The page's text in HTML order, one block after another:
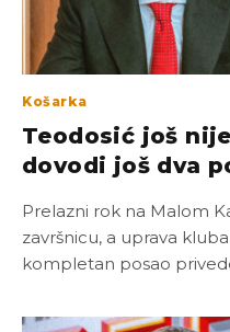
Košarka
Teodosić još
dovodi još dva
Prelazni rok na Malom
završnicu, a uprava
kompletan posao